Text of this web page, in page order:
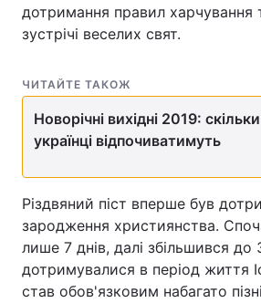
дотримання правил харчування
зустрічі веселих свят.
ЧИТАЙТЕ ТАКОЖ
Новорічні вихідні 2019: скільки
українці відпочиватимуть
Різдвяний піст вперше був
зародження християнства.
лише 7 днів, далі збільшився до
дотримувалися в період життя
став обов'язковим набагато